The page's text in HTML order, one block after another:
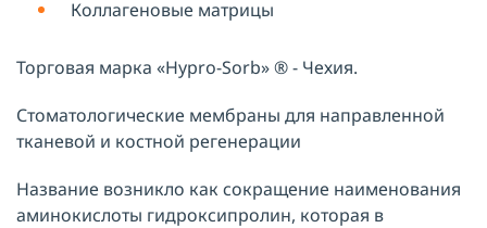
Коллагеновые матрицы
Торговая марка «Hypro-Sorb» ® - Чехия.
Стоматологические мембраны для направленной
тканевой и костной регенерации
Название возникло как сокращение наименования
аминокислоты гидроксипролин, которая в